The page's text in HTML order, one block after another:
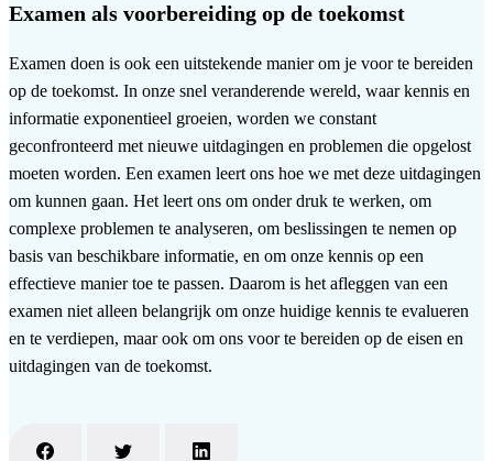
Examen als voorbereiding op de toekomst
Examen doen is ook een uitstekende manier om je voor te bereiden
op de toekomst. In onze snel veranderende wereld, waar kennis en
informatie exponentieel groeien, worden we constant
geconfronteerd met nieuwe uitdagingen en problemen die opgelost
moeten worden. Een examen leert ons hoe we met deze uitdagingen
om kunnen gaan. Het leert ons om onder druk te werken, om
complexe problemen te analyseren, om beslissingen te nemen op
basis van beschikbare informatie, en om onze kennis op een
effectieve manier toe te passen. Daarom is het afleggen van een
examen niet alleen belangrijk om onze huidige kennis te evalueren
en te verdiepen, maar ook om ons voor te bereiden op de eisen en
uitdagingen van de toekomst.